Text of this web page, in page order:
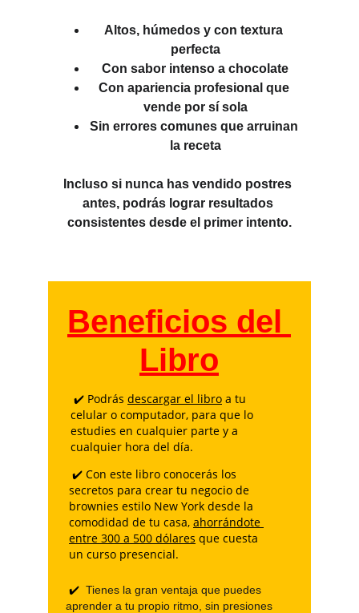
Altos, húmedos y con textura
perfecta
Con sabor intenso a chocolate
Con apariencia profesional que
vende por sí sola
Sin errores comunes que arruinan
la receta
Incluso si nunca has vendido postres
antes, podrás lograr resultados
consistentes desde el primer intento.
Beneficios del
Libro
✔️ Tienes la gran ventaja que puedes
aprender a tu propio ritmo, sin presiones
✔️ Con este libro conocerás los
secretos para crear tu negocio de
brownies estilo New York desde la
comodidad de tu casa, ahorrándote
entre 300 a 500 dólares que cuesta
un curso presencial.
✔️ Podrás descargar el libro a tu
celular o computador, para que lo
estudies en cualquier parte y a
cualquier hora del día.